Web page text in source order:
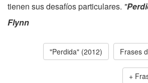
tienen sus desafíos particulares. "
Flynn
"Perdida" (2012) Frases